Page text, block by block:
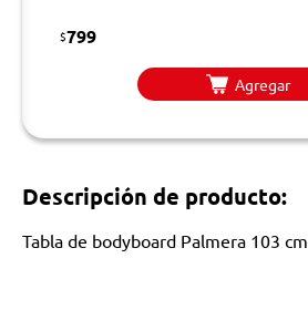
$799
Agregar
Descripción de producto:
Tabla de bodyboard Palmera 103 cm